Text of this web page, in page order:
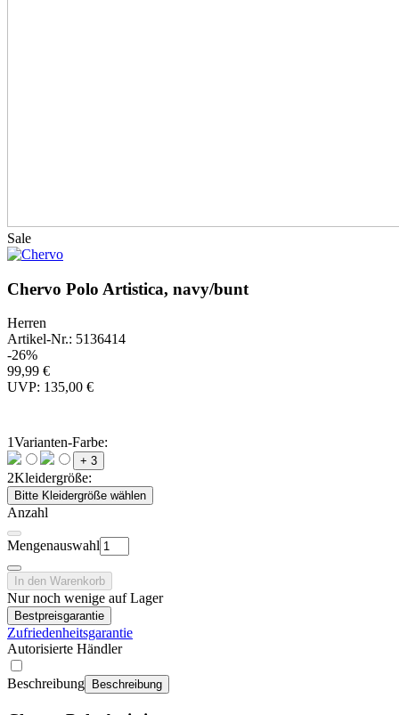
Sale
Chervo Polo Artistica, navy/bunt
Herren
Artikel-Nr.: 5136414
-26%
99,99 €
UVP: 135,00 €
1Varianten-Farbe:
+ 3
2Kleidergröße:
Bitte Kleidergröße wählen
Anzahl
Mengenauswahl
In den Warenkorb
Nur noch wenige auf Lager
Bestpreisgarantie
Zufriedenheitsgarantie
Autorisierte Händler
Beschreibung Beschreibung